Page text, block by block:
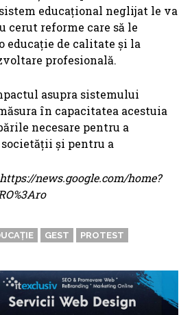
educațional neglijat le va
cerut reforme care să le
educație de calitate și la
profesională.
asupra sistemului
în capacitatea acestuia
necesare pentru a
și pentru a
news.google.com/home?
GEST PROTEST